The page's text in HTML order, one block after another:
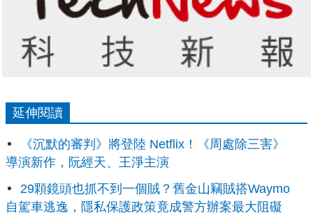
延伸閱讀
《沉默的審判》將登陸 Netflix！《周處除三害》
導演新作，阮經天、王淨主演
29顆鏡頭也抓不到一個賊？舊金山竊賊搭Waymo
自駕車逃逸，隱私保護政策竟成警方辦案最大阻礙